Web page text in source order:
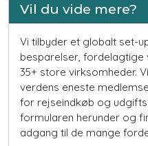
Vil du vide mere?
Vi tilbyder et globalt set-
besparelser, fordelagtige
35+ store virksomheder.
verdens eneste
for rejseindkøb og
formularen herunder og
adgang til de mange